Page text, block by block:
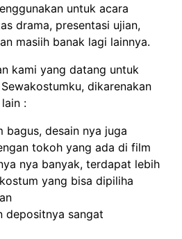
untuk acara
drama, presentasi ujian,
masiih banak lagi lainnya.
kami yang datang untuk
dikarenakan
:
bagus, desain nya juga
tokoh yang ada di film
nya banyak, terdapat lebih
yang bisa dipiliha
depositnya sangat